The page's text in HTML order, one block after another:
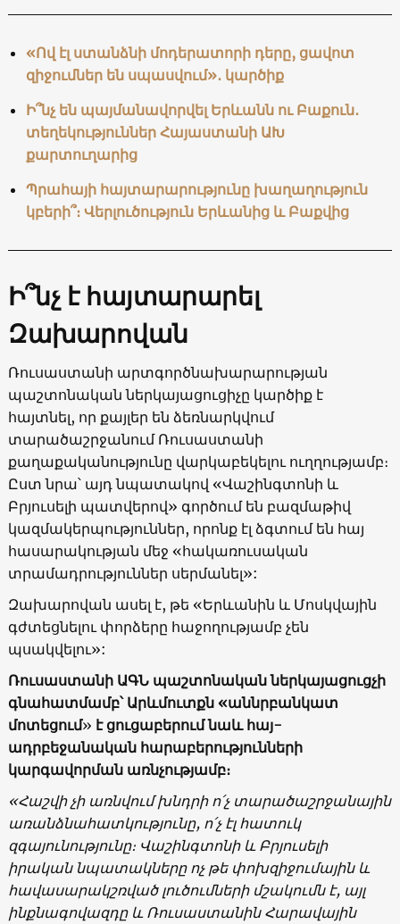
«Ով էլ ստանձնի մոդերատորի դերը, ցավոտ
զիջումներ են սպասվում»․ կարծիք
Ի՞նչ են պայմանավորվել Երևանն ու Բաքուն․
տեղեկություններ Հայաստանի ԱԽ
քարտուղարից
Պրահայի հայտարարությունը խաղաղություն
կբերի՞։ Վերլուծություն Երևանից և Բաքվից
Ի՞նչ է հայտարարել
Զախարովան
Ռուսաստանի արտգործնախարարության
պաշտոնական ներկայացուցիչը կարծիք է
հայտնել, որ քայլեր են ձեռնարկվում
տարածաշրջանում Ռուսաստանի
քաղաքականությունը վարկաբեկելու ուղղությամբ։
Ըստ նրա՝ այդ նպատակով «Վաշինգտոնի և
Բրյուսելի պատվերով» գործում են բազմաթիվ
կազմակերպություններ, որոնք էլ ձգտում են հայ
հասարակության մեջ «հակառուսական
տրամադրություններ սերմանել»:
Զախարովան ասել է, թե «Երևանին և Մոսկվային
գժտեցնելու փորձերը հաջողությամբ չեն
պսակվելու»:
Ռուսաստանի ԱԳՆ պաշտոնական ներկայացուցչի
գնահատմամբ՝ Արևմուտքն «աննրբանկատ
մոտեցում» է ցուցաբերում նաև հայ-
ադրբեջանական հարաբերությունների
կարգավորման առնչությամբ։
«Հաշվի չի առնվում խնդրի ո՛չ տարածաշրջանային
առանձնահատկությունը, ո՛չ էլ հատուկ
զգայունությունը։ Վաշինգտոնի և Բրյուսելի
իրական նպատակները ոչ թե փոխզիջումային և
հավասարակշռված լուծումների մշակումն է, այլ
ինքնագովազդը և Ռուսաստանին Հարավային